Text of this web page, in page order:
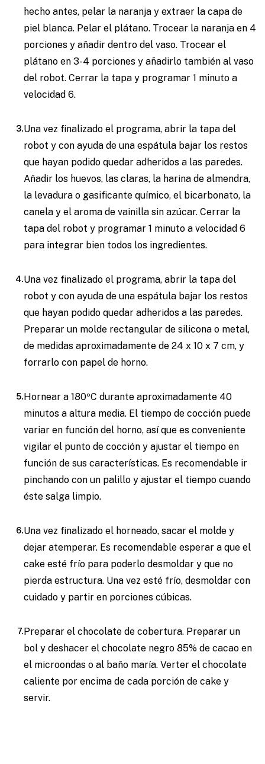
hecho antes, pelar la naranja y extraer la capa de
piel blanca. Pelar el plátano. Trocear la naranja en 4
porciones y añadir dentro del vaso. Trocear el
plátano en 3-4 porciones y añadirlo también al vaso
del robot. Cerrar la tapa y programar 1 minuto a
velocidad 6.
Una vez finalizado el programa, abrir la tapa del
robot y con ayuda de una espátula bajar los restos
que hayan podido quedar adheridos a las paredes.
Añadir los huevos, las claras, la harina de almendra,
la levadura o gasificante químico, el bicarbonato, la
canela y el aroma de vainilla sin azúcar. Cerrar la
tapa del robot y programar 1 minuto a velocidad 6
para integrar bien todos los ingredientes.
Una vez finalizado el programa, abrir la tapa del
robot y con ayuda de una espátula bajar los restos
que hayan podido quedar adheridos a las paredes.
Preparar un molde rectangular de silicona o metal,
de medidas aproximadamente de 24 x 10 x 7 cm, y
forrarlo con papel de horno.
Hornear a 180ºC durante aproximadamente 40
minutos a altura media. El tiempo de cocción puede
variar en función del horno, así que es conveniente
vigilar el punto de cocción y ajustar el tiempo en
función de sus características. Es recomendable ir
pinchando con un palillo y ajustar el tiempo cuando
éste salga limpio.
Una vez finalizado el horneado, sacar el molde y
dejar atemperar. Es recomendable esperar a que el
cake esté frío para poderlo desmoldar y que no
pierda estructura. Una vez esté frío, desmoldar con
cuidado y partir en porciones cúbicas.
Preparar el chocolate de cobertura. Preparar un
bol y deshacer el chocolate negro 85% de cacao en
el microondas o al baño maría. Verter el chocolate
caliente por encima de cada porción de cake y
servir.